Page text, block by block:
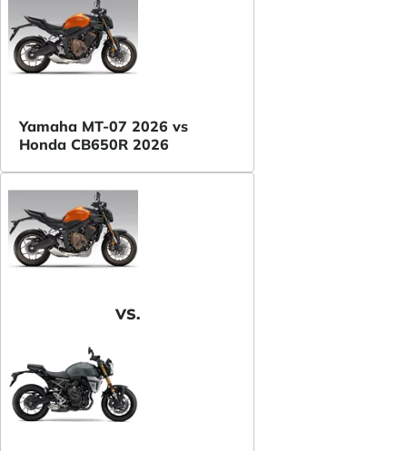
Yamaha MT-07 2026 vs
Honda CB650R 2026
VS.